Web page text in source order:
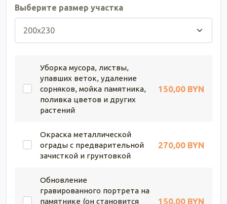
Выберите размер участка
Уборка мусора, листвы,
упавших веток, удаление
сорняков, мойка памятника,
поливка цветов и других
растений
150,00 BYN
Окраска металлической
ограды с предварительной
зачисткой и грунтовкой
270,00 BYN
Обновление
гравированного портрета на
памятнике (он становится
150,00 BYN